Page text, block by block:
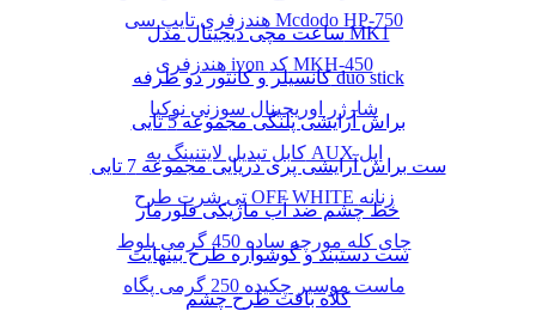
هندزفری تایپ سی Mcdodo HP-750
هندزفری ivon کد MKH-450
شارژر اوریجینال سوزنی نوکیا
کابل تبدیل لایتنینگ به AUX اپل
تی شرت طرح OFF WHITE زنانه
چای کله مورچه ساده 450 گرمی بلوط
ماست موسیر چکیده 250 گرمی پگاه
ساعت مچی دیجیتال مدل MK1
کانسیلر و کانتور دو طرفه duo stick
براش آرایشی پلنگی مجموعه 5 تایی
ست براش آرایشی پری دریایی مجموعه 7 تایی
خط چشم ضد آب ماژیکی فلورمار
ست دستبند و گوشواره طرح بینهایت
کلاه بافت طرح چشم